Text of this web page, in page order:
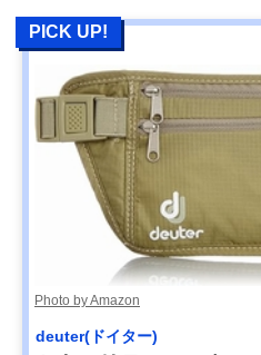
PICK UP!
Photo by Amazon
deuter(ドイター)